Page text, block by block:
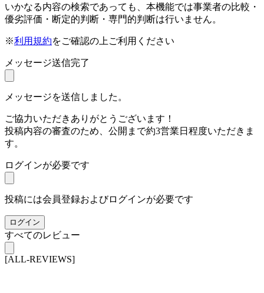
いかなる内容の検索であっても、本機能では事業者の比較・
優劣評価・断定的判断・専門的判断は行いません。
※利用規約をご確認の上ご利用ください
メッセージ送信完了
メッセージを送信しました。
ご協力いただきありがとうございます！
投稿内容の審査のため、公開まで約3営業日程度いただきま
す。
ログインが必要です
投稿には会員登録およびログインが必要です
ログイン
すべてのレビュー
[ALL-REVIEWS]